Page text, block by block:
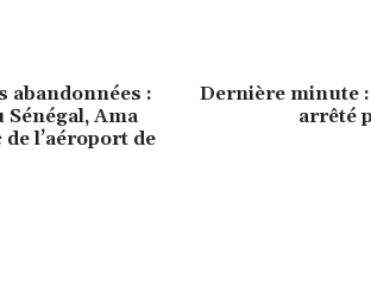
abandonnées :
Ama
l’aéroport de
Dernière minute
arrêté